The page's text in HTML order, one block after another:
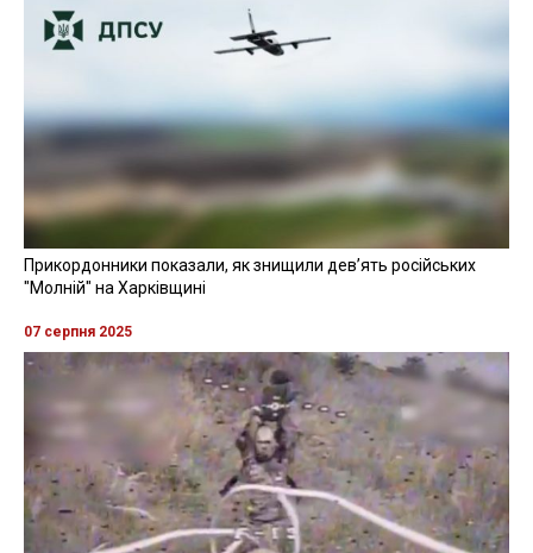
Смертельна аварія сталася вранці 19 травня в селі
Кучаків. За даними слідства, 60-річний водій Kia
виїхав на узбіччя та наїхав на малолітню дівчинку.
Дитина померла на місці аварії. Слідчі повідомили
керманичу про підозру.
"У суді підозрюваному обрали запобіжний захід у
повідомленні.
Наразі триває розслідування.
Нагадаємо, раніше повідомлялося, що на Київщині
легковикна смерть збив 10-річну дівчинку.